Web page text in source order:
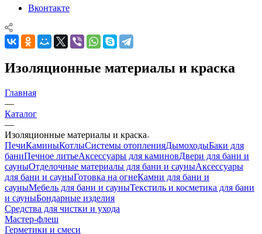
Вконтакте
Изоляционные материалы и краска
Главная
—
Каталог
—
Изоляционные материалы и краска
ПечиКаминыКотлыСистемы отопленияДымоходыБаки для
баниПечное литьеАксессуары для каминовДвери для бани и
сауныОтделочные материалы для бани и сауныАксессуары
для бани и сауныГотовка на огнеКамни для бани и
сауныМебель для бани и сауныТекстиль и косметика для бани
и сауныБондарные изделия
Средства для чистки и ухода
Мастер-флеш
Герметики и смеси